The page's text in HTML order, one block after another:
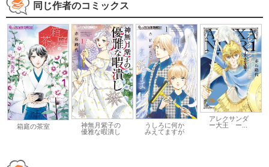
同じ作者のコミックス
箱庭の茶室
神無月紫子の
優雅な暇潰し
うしろに何か
みえてますが
アレクサンダ
ー大王 ー...